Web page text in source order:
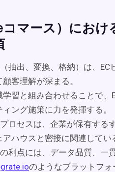
コマース）におけ
抽出、変換、格納）は、
顧客理解が深まる。
学習と組み合わせることで
ィング施策に力を発揮する。
プロセスは、企業が保有する
アハウスと密接に関連してい
利点には、データ品質、一
のようなプラットフォ